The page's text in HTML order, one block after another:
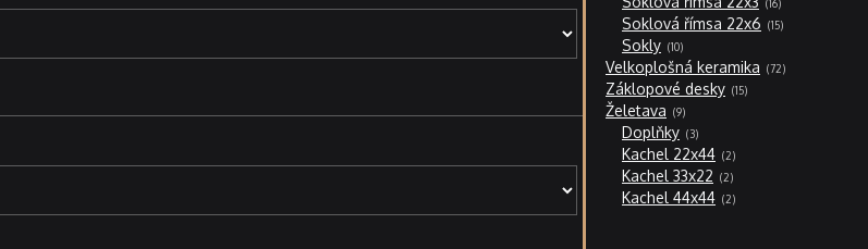
16produktů
Soklová římsa 22x6 15produktů
Sokly 10produktů
Velkoplošná keramika 72produktů
Záklopové desky 15produktů
Želetava 9produktů
Doplňky 3produkty
Kachel 22x44 2produkty
Kachel 33x22 2produkty
Kachel 44x44 2produkty